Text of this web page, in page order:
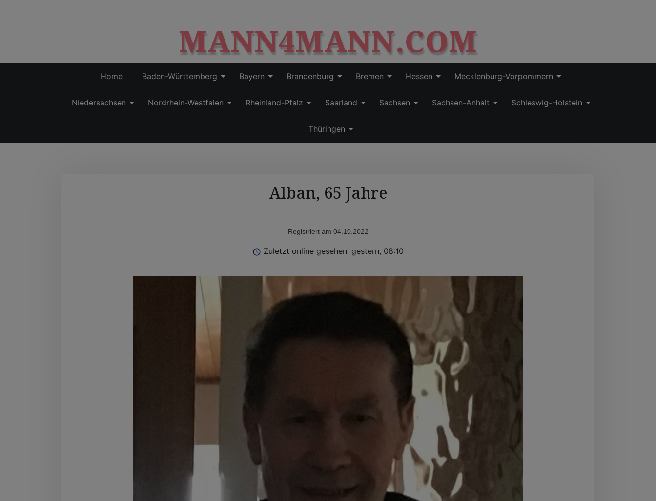
p
t
o
c
n
n
MANN4MANN.COM
Home Baden-Württemberg Bayern Brandenburg Bremen Hessen Mecklenburg-Vorpommern
Niedersachsen Nordrhein-Westfalen Rheinland-Pfalz Saarland Sachsen Sachsen-Anhalt Schleswig-Holstein
Thüringen
Alban, 65 Jahre
Registriert am 04.10.2022
Zuletzt online gesehen: gestern, 08:10